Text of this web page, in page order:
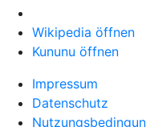
Wikipedia öffnen
Kununu öffnen
Impressum
Datenschutz